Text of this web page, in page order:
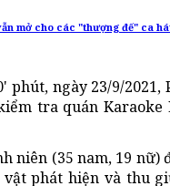
mở cho các "thượng đế" ca
ngày 23/9/2021,
tra quán
niên (35 nam, 19
phát hiện và thu